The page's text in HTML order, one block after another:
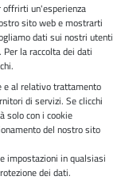
offrirti un'esperienza
sito web e mostrarti
dati sui nostri utenti
la raccolta dei dati
e al relativo trattamento
di servizi. Se clicchi
solo con i cookie
del nostro sito
impostazioni in qualsiasi
dei dati.